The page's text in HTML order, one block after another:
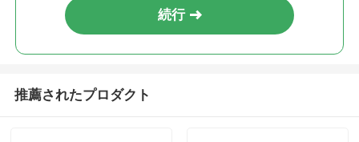
続行
推薦されたプロダクト